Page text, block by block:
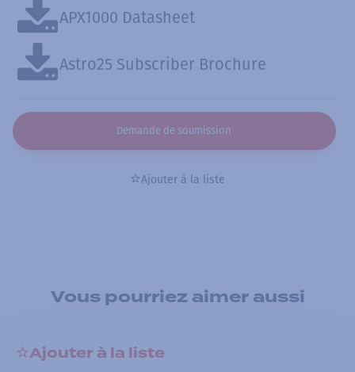
APX1000 Datasheet
Astro25 Subscriber Brochure
Demande de soumission
Ajouter à la liste
Vous pourriez aimer aussi
Ajouter à la liste